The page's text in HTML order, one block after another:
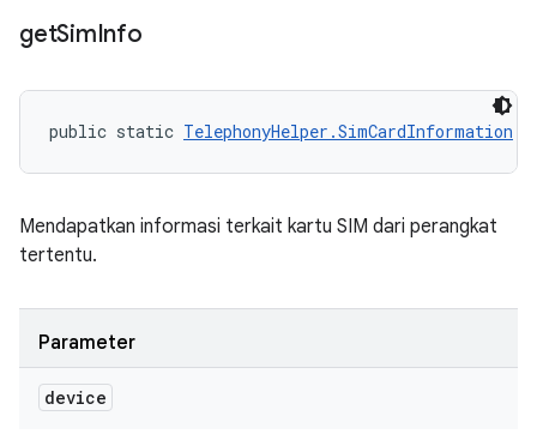
getSimInfo
public static TelephonyHelper.SimCardInformation
Mendapatkan informasi terkait kartu SIM dari perangkat
tertentu.
Parameter
device